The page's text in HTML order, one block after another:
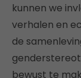
kunnen we
verhalen en
de
bewust te